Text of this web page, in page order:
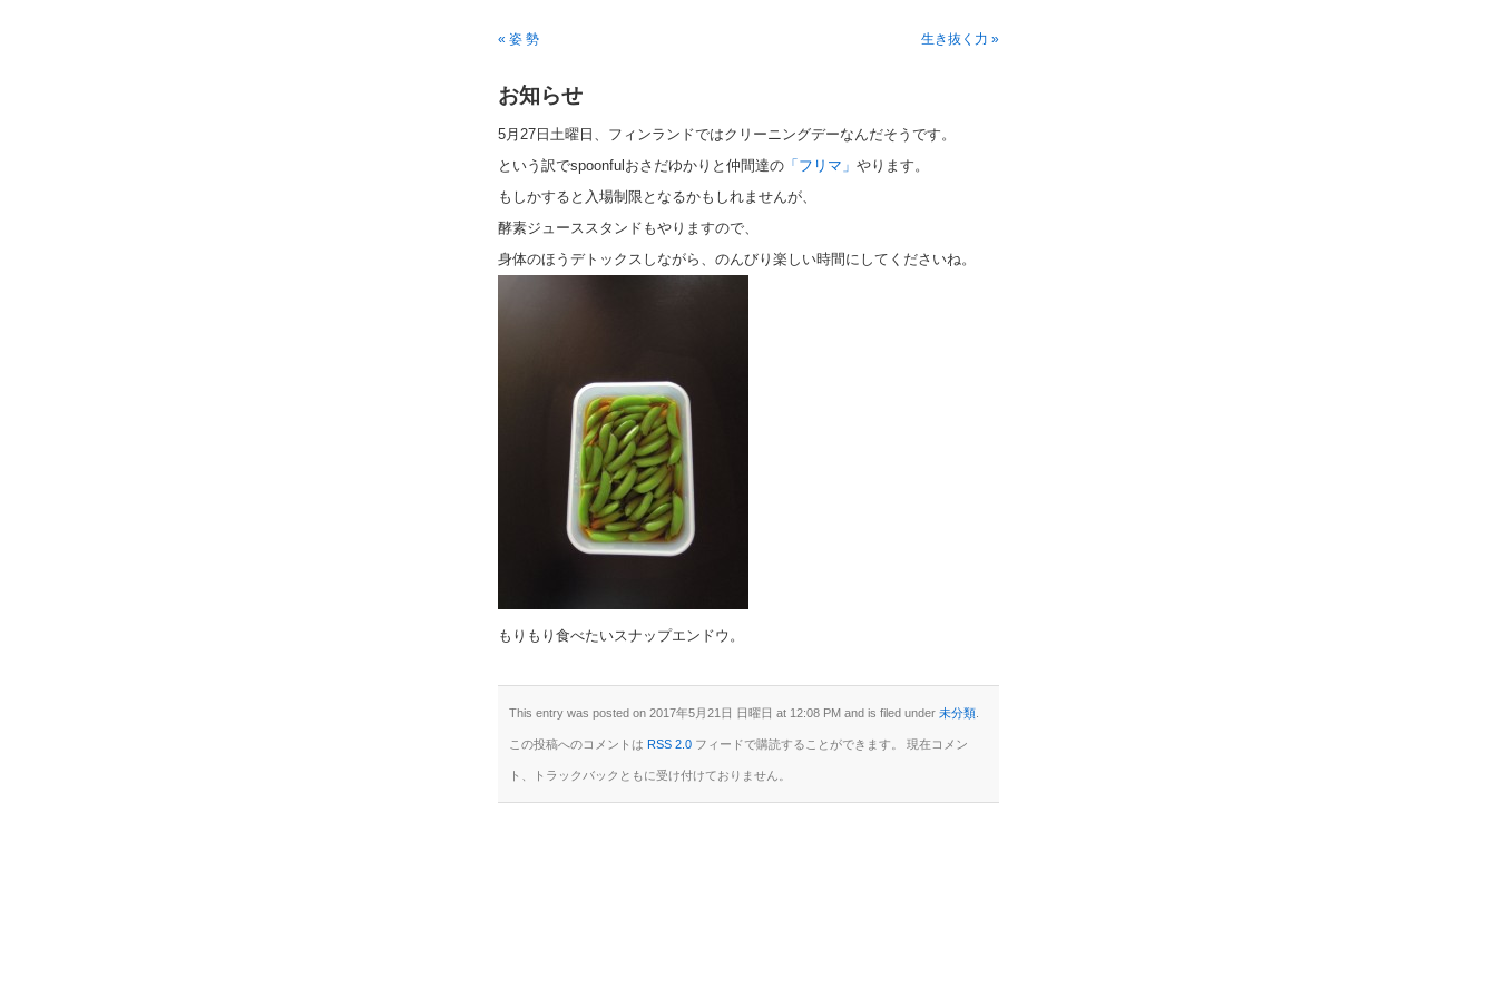
« 姿 勢 生き抜く力 »
お知らせ
5月27日土曜日、フィンランドではクリーニングデーなんだそうです。
という訳でspoonfulおさだゆかりと仲間達の「フリマ」 やります。
もしかすると入場制限となるかもしれませんが、
酵素ジューススタンドもやりますので、
身体のほうデトックスしながら、のんびり楽しい時間にしてくださいね。
もりもり食べたいスナップエンドウ。
This entry was posted on 2017年5月21日 日曜日 at 12:08 PM and is filed under 未分類.
この投稿へのコメントは RSS 2.0フィードで購読することができます。 現在コメン
ト、トラックバックともに受け付けておりません。